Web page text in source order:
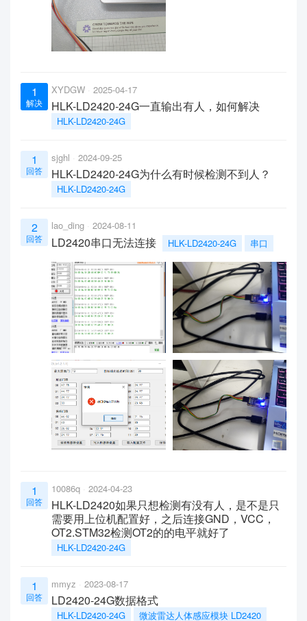
1
解决
XYDGW 2025-04-17
HLK-LD2420-24G一直输出有人，如何解决
HLK-LD2420-24G
1
回答
sjghl 2024-09-25
HLK-LD2420-24G为什么有时候检测不到人？
HLK-LD2420-24G
2
回答
lao_ding 2024-08-11
LD2420串口无法连接 HLK-LD2420-24G 串口
1
回答
10086q 2024-04-23
HLK-LD2420如果只想检测有没有人，是不是只
需要用上位机配置好，之后连接GND，VCC，
OT2.STM32检测OT2的的电平就好了
HLK-LD2420-24G
1
回答
mmyz 2023-08-17
LD2420-24G数据格式
HLK-LD2420-24G 微波雷达人体感应模块 LD2420